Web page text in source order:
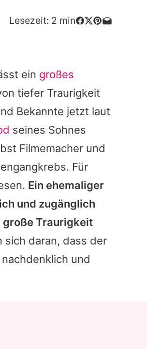
Lesezeit: 2 min
ein großes
tiefer Traurigkeit
Bekannte jetzt laut
seines Sohnes
Filmemacher und
Für
Ein ehemaliger
und zugänglich
große Traurigkeit
sich daran, dass der
und